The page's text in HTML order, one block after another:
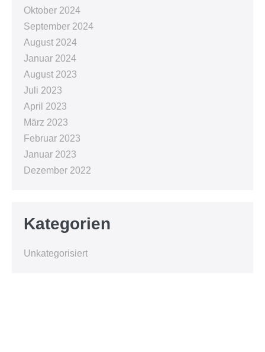
Oktober 2024
September 2024
August 2024
Januar 2024
August 2023
Juli 2023
April 2023
März 2023
Februar 2023
Januar 2023
Dezember 2022
Kategorien
Unkategorisiert